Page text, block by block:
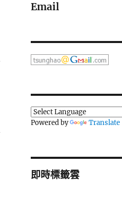
Email
Powered by Translate
即時標籤雲